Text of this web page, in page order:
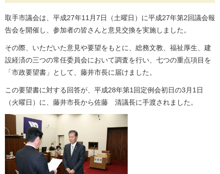
取手市議会は、平成27年11月7日（土曜日）に平成27年第2回議会報
告会を開催し、参加者の皆さんと意見交換を実施しました。
その際、いただいた意見や要望をもとに、総務文教、福祉厚生、建
設経済の三つの常任委員会において調査を行い、七つの重点項目を
「市政要望書」として、藤井市長に届けました。
この要望書に対する回答が、平成28年第1回定例会初日の3月1日
（火曜日）に、藤井市長から佐藤 清議長に手渡されました。